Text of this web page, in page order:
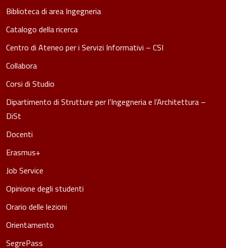
Biblioteca di area Ingegneria
Catalogo della ricerca
Centro di Ateneo per i Servizi Informativi – CSI
Collabora
Corsi di Studio
Dipartimento di Strutture per l’Ingegneria e l’Architettura –
DiSt
Docenti
Erasmus+
Job Service
Opinione degli studenti
Orario delle lezioni
Orientamento
SegrePass